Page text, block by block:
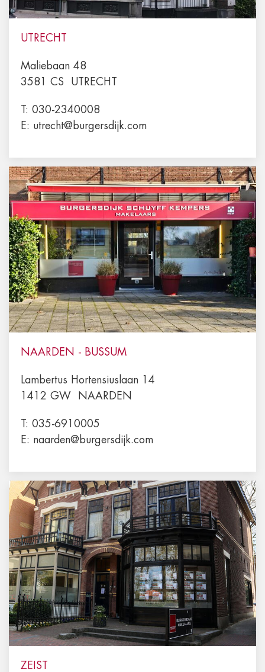
UTRECHT
Maliebaan 48
3581 CS
UTRECHT
T: 030-2340008
E: utrecht@burgersdijk.com
NAARDEN - BUSSUM
Lambertus Hortensiuslaan 14
1412 GW
NAARDEN
T: 035-6910005
E: naarden@burgersdijk.com
ZEIST